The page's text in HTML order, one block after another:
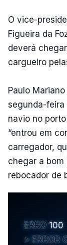
O vice-
Figueira da
deverá
cargueiro
Paulo
segunda-feira
navio no
“entrou em
carregador,
chegar a
rebocador de
ERRO 100
ERROR